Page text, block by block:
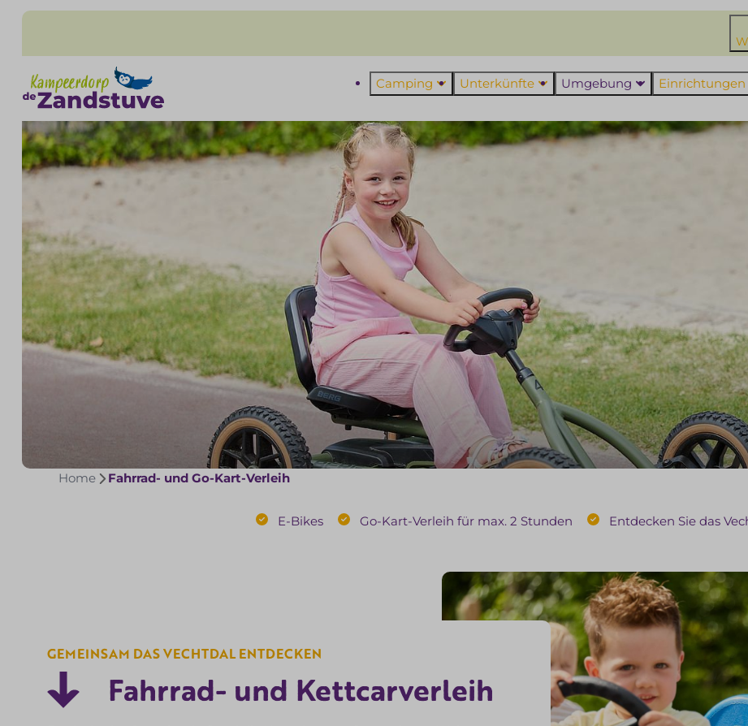
Camping Unterkünfte Umgebung Einrichtungen
Home Fahrrad- und Go-Kart-Verleih
E-Bikes Go-Kart-Verleih für max. 2 Stunden Entdecken Sie das
GEMEINSAM DAS VECHTDAL ENTDECKEN
Fahrrad- und Kettcarverleih